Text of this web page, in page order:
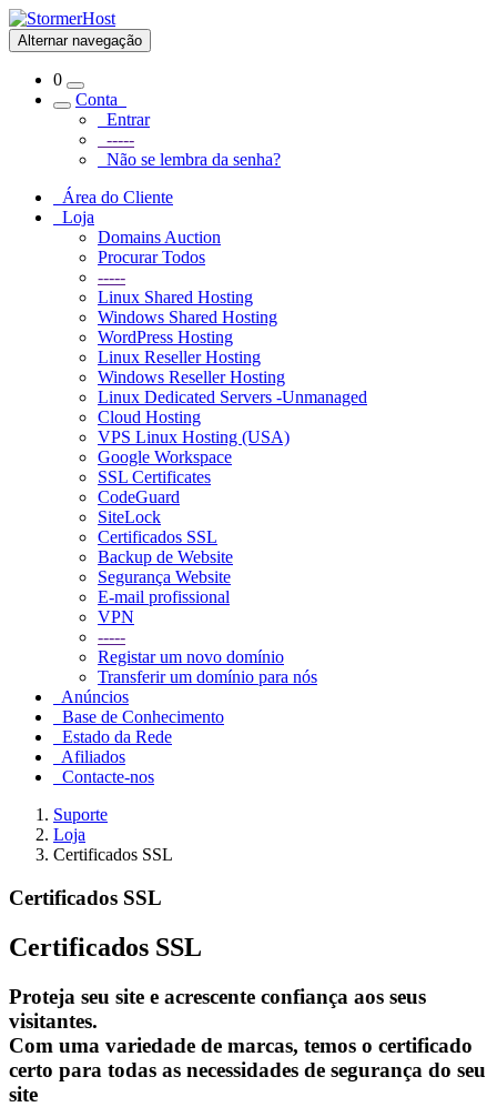
Alternar navegação
0
Conta
Entrar
-----
Não se lembra da senha?
Área do Cliente
Loja
Domains Auction
Procurar Todos
-----
Linux Shared Hosting
Windows Shared Hosting
WordPress Hosting
Linux Reseller Hosting
Windows Reseller Hosting
Linux Dedicated Servers -Unmanaged
Cloud Hosting
VPS Linux Hosting (USA)
Google Workspace
SSL Certificates
CodeGuard
SiteLock
Certificados SSL
Backup de Website
Segurança Website
E-mail profissional
VPN
-----
Registar um novo domínio
Transferir um domínio para nós
Anúncios
Base de Conhecimento
Estado da Rede
Afiliados
Contacte-nos
Suporte
Loja
Certificados SSL
Certificados SSL
Certificados SSL
Proteja seu site e acrescente confiança aos seus
visitantes.
Com uma variedade de marcas, temos o certificado
certo para todas as necessidades de segurança do seu
site